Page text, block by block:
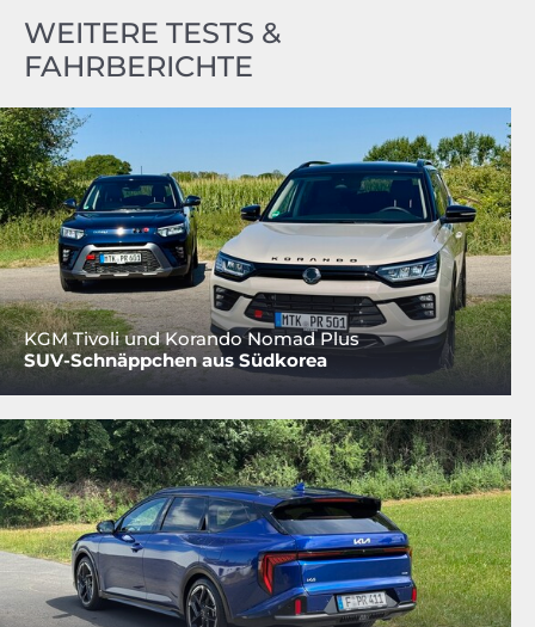
WEITERE TESTS &
FAHRBERICHTE
KGM Tivoli und Korando Nomad Plus
SUV-Schnäppchen aus Südkorea